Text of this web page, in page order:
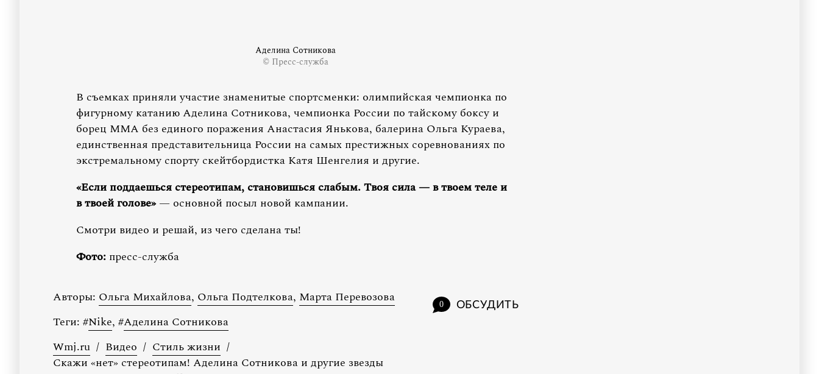
Аделина Сотникова
© Пресс-служба
В съемках приняли участие знаменитые спортсменки: олимпийская чемпионка по
фигурному катанию Аделина Сотникова, чемпионка России по тайскому боксу и
борец ММА без единого поражения Анастасия Янькова, балерина Ольга Кураева,
единственная представительница России на самых престижных соревнованиях по
экстремальному спорту скейтбордистка Катя Шенгелия и другие.
«Если поддаешься стереотипам, становишься слабым. Твоя сила — в твоем теле и
в твоей голове»— основной посыл новой кампании.
Смотри видео и решай, из чего сделана ты!
Фото:пресс-служба
0 ОБСУДИТЬ
Авторы: Ольга Михайлова, Ольга Подтелкова, Марта Перевозова
Теги: #Nike, #Аделина Сотникова
Wmj.ru / Видео / Стиль жизни /
Скажи «нет» стереотипам! Аделина Сотникова и другие звезды